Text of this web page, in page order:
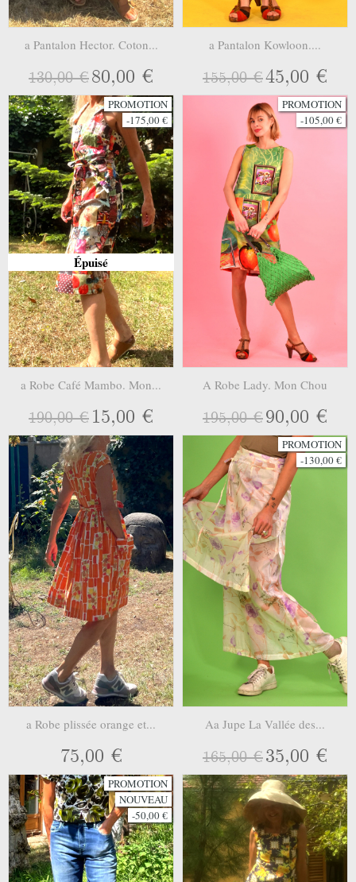
a Pantalon Hector. Coton...
130,00 €80,00 €
a Pantalon Kowloon....
155,00 €45,00 €
PROMOTION
-175,00 €
Épuisé
a Robe Café Mambo. Mon...
190,00 € 15,00 €
PROMOTION
-105,00 €
A Robe Lady. Mon Chou
195,00 €90,00 €
a Robe plissée orange et...
75,00 €
PROMOTION
-130,00 €
Aa Jupe La Vallée des...
165,00 €35,00 €
PROMOTION
NOUVEAU
-50,00 €